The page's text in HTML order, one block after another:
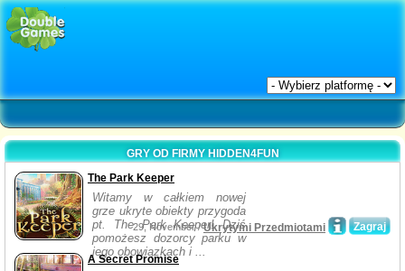
GRY OD FIRMY HIDDEN4FUN
The Park Keeper
Witamy w całkiem nowej
grze ukryte obiekty przygoda
pt. The Park Keeper! Dziś
pomożesz dozorcy parku w
jego obowiązkach i ...
Zagraj
29, November /Ukrytymi Przedmiotami
A Secret Promise